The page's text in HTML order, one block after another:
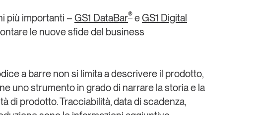
più importanti – GS1 DataBar®eGS1 Digital
le nuove sfide del business
a barre non si limita a descrivere il prodotto,
uno strumento in grado di narrare la storia e la
di prodotto. Tracciabilità, data di scadenza,